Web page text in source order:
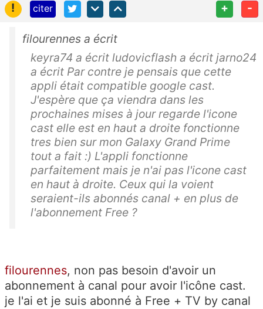
! citer + -
filourennes a écrit
keyra74 a écrit ludovicflash a écrit jarno24
a écrit Par contre je pensais que cette
appli était compatible google cast.
J'espère que ça viendra dans les
prochaines mises à jour regarde l'icone
cast elle est en haut a droite fonctionne
tres bien sur mon Galaxy Grand Prime
tout a fait :) L'appli fonctionne
parfaitement mais je n'ai pas l'icone cast
en haut à droite. Ceux qui la voient
seraient-ils abonnés canal + en plus de
l'abonnement Free ?
filourennes, non pas besoin d'avoir un
abonnement à canal pour avoir l'icône cast.
je l'ai et je suis abonné à Free + TV by canal